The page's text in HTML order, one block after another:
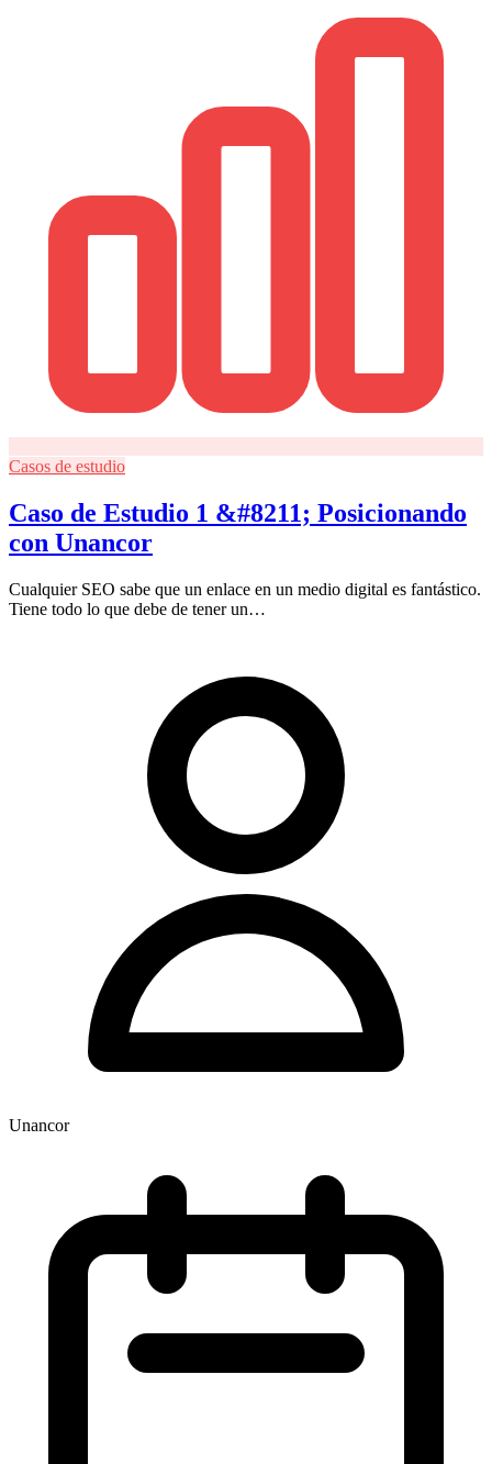
Casos de estudio
Caso de Estudio 1 &#8211; Posicionando
con Unancor
Cualquier SEO sabe que un enlace en un medio digital es fantástico.
Tiene todo lo que debe de tener un…
Unancor